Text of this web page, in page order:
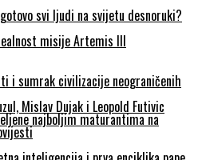
svi ljudi na svijetu desnoruki?
misije Artemis III
i sumrak civilizacije neograničenih
najboljim maturantima na